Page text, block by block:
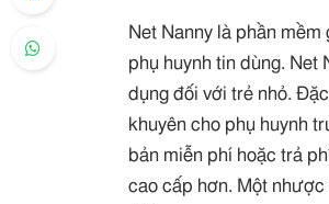
Net Nanny là phần
phụ huynh tin dùng. Net
dụng đối với trẻ nhỏ.
khuyên cho phụ huynh
bản miễn phí hoặc trả
cao cấp hơn. Một nhược